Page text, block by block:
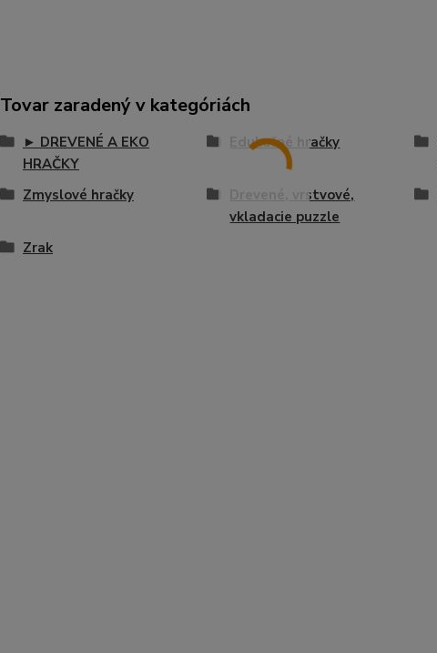
Tovar zaradený v kategóriách
► DREVENÉ A EKO
HRAČKY
Edukačné hračky
Zmyslové hračky
Drevené, vrstvové,
vkladacie puzzle
Zrak